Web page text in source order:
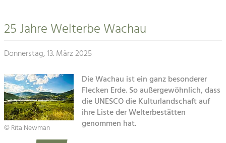
Architektur
Landwirtschaft & Tourismus
Projekte
Kirchen am Fluss
Baukultur
Land- & Forstwirtschaft
Bewirtschaftung und Pflege der
Kulturlandschaft.
Tourismus
Angebotsentwicklung und
25 Jahre Welterbe Wachau
Donnerstag, 13. März 2025
© Rita Newman
Die Wachau ist ein ganz besonderer
Flecken Erde. So außergewöhnlich, dass
die UNESCO die Kulturlandschaft auf
ihre Liste der Welterbestätten
genommen hat.